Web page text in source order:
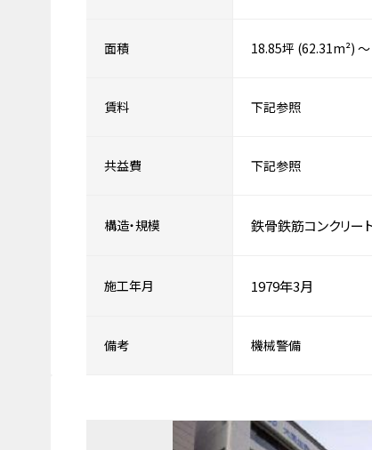
面積 18.85坪 (62.31m²)
賃料 下記参照
共益費 下記参照
構造・規模 鉄骨鉄筋コンクリー
施工年月 1979年3月
備考 機械警備